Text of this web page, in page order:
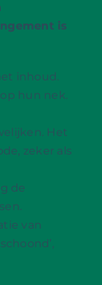
is
inhoud.
hun nek.
Het
zeker als
de
van